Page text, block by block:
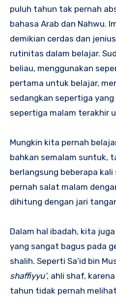
puluh tahun tak pernah
bahasa Arab dan Nahwu.
demikian cerdas dan
rutinitas dalam belajar.
beliau, menggunakan
pertama untuk belajar,
sedangkan sepertiga
sepertiga malam terakhir
Mungkin kita pernah
bahkan semalam suntuk,
berlangsung beberapa
pernah salat malam
dihitung dengan jari
Dalam hal ibadah, kita
yang sangat bagus pada
shalih. Seperti Sa’id bin
shaffiyyu’, ahli shaf,
tahun tidak pernah